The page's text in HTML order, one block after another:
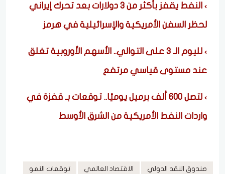
النفط يقفز بأكثر من 3 دولارات بعد تحرك إيراني
لحظر السفن الأمريكية والإسرائيلية في هرمز
لليوم الـ 3 على التوالي.. الأسهم الأوروبية تغلق
عند مستوى قياسي مرتفع
لتصل 600 ألف برميل يوميًا.. توقعات بـ قفزة في
واردات النفط الأمريكية من الشرق الأوسط
صندوق النقد الدولي الاقتصاد العالمي توقعات النمو